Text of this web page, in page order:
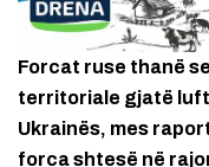
Forcat ruse thanë
territoriale gjatë
Ukrainës, mes
forca shtesë në